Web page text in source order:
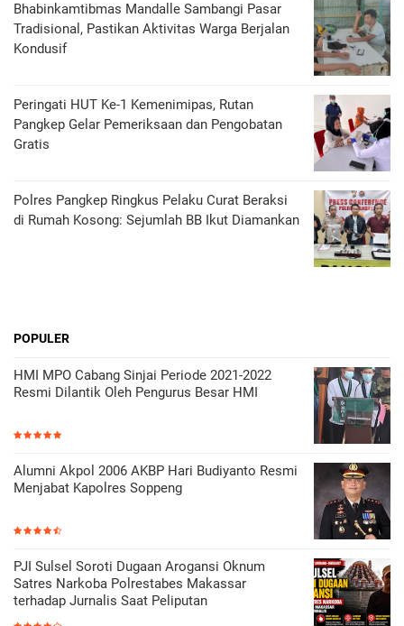
Bhabinkamtibmas Mandalle Sambangi Pasar
Tradisional, Pastikan Aktivitas Warga Berjalan
Kondusif
Peringati HUT Ke-1 Kemenimipas, Rutan
Pangkep Gelar Pemeriksaan dan Pengobatan
Gratis
Polres Pangkep Ringkus Pelaku Curat Beraksi
di Rumah Kosong: Sejumlah BB Ikut Diamankan
POPULER
HMI MPO Cabang Sinjai Periode 2021-2022
Resmi Dilantik Oleh Pengurus Besar HMI
Alumni Akpol 2006 AKBP Hari Budiyanto Resmi
Menjabat Kapolres Soppeng
PJI Sulsel Soroti Dugaan Arogansi Oknum
Satres Narkoba Polrestabes Makassar
terhadap Jurnalis Saat Peliputan